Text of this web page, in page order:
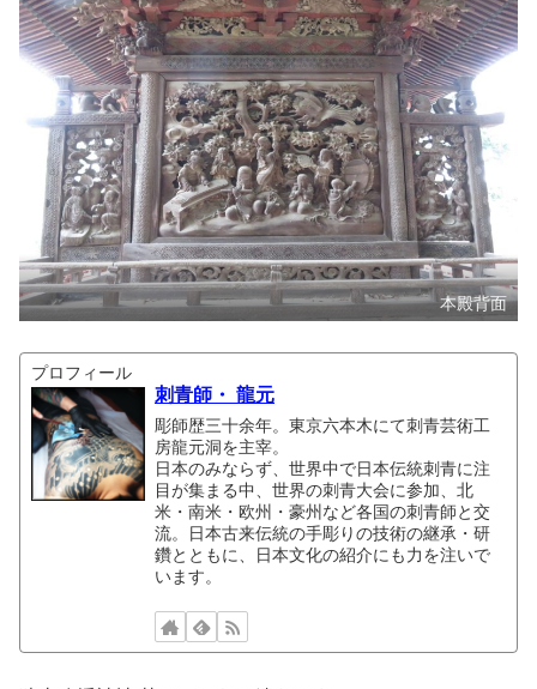
本殿背面
プロフィール
刺青師・ 龍元
彫師歴三十余年。東京六本木にて刺青芸術工
房龍元洞を主宰。
日本のみならず、世界中で日本伝統刺青に注
目が集まる中、世界の刺青大会に参加、北
米・南米・欧州・豪州など各国の刺青師と交
流。日本古来伝統の手彫りの技術の継承・研
鑽とともに、日本文化の紹介にも力を注いで
います。